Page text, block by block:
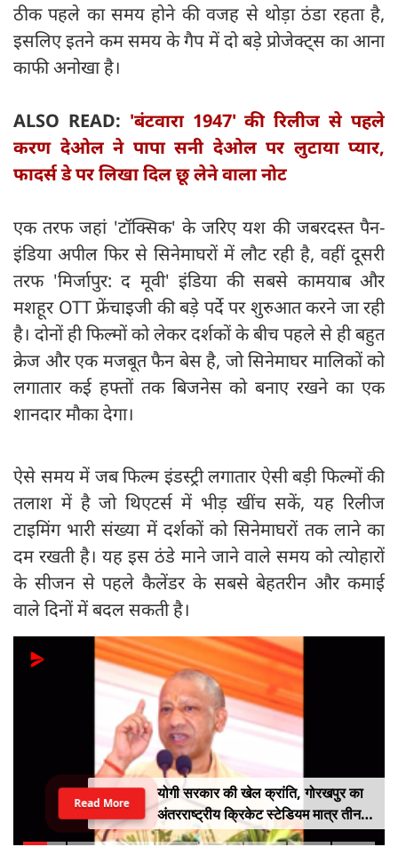
ठीक पहले का समय होने की वजह से थोड़ा ठंडा रहता है,
इसलिए इतने कम समय के गैप में दो बड़े प्रोजेक्ट्स का आना
काफी अनोखा है।
ALSO READ: ​'बंटवारा 1947' की रिलीज से पहले
करण देओल ने पापा सनी देओल पर लुटाया प्यार,
फादर्स डे पर लिखा दिल छू लेने वाला नोट
​एक तरफ जहां 'टॉक्सिक' के जरिए यश की जबरदस्त पैन-
इंडिया अपील फिर से सिनेमाघरों में लौट रही है, वहीं दूसरी
तरफ 'मिर्जापुर: द मूवी' इंडिया की सबसे कामयाब और
मशहूर OTT फ्रेंचाइजी की बड़े पर्दे पर शुरुआत करने जा रही
है। दोनों ही फिल्मों को लेकर दर्शकों के बीच पहले से ही बहुत
क्रेज और एक मजबूत फैन बेस है, जो सिनेमाघर मालिकों को
लगातार कई हफ्तों तक बिजनेस को बनाए रखने का एक
शानदार मौका देगा।
​ऐसे समय में जब फिल्म इंडस्ट्री लगातार ऐसी बड़ी फिल्मों की
तलाश में है जो थिएटर्स में भीड़ खींच सकें, यह रिलीज
टाइमिंग भारी संख्या में दर्शकों को सिनेमाघरों तक लाने का
दम रखती है। यह इस ठंडे माने जाने वाले समय को त्योहारों
के सीजन से पहले कैलेंडर के सबसे बेहतरीन और कमाई
वाले दिनों में बदल सकती है।
योगी सरकार की खेल क्रांति, गोरखपुर का
अंतरराष्ट्रीय क्रिकेट स्टेडियम मात्र तीन
महीने में लगभग 20% तैयार
Read More